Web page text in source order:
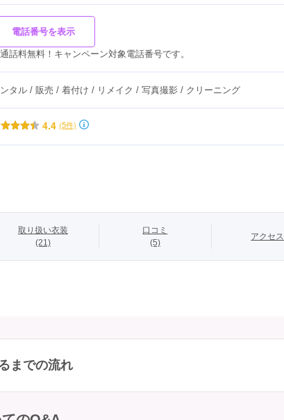
電話番号を表示
話料無料！キャンペーン対象電話番号です。
タル / 販売 / 着付け / リメイク / 写真撮影 / クリーニング
4.4 (5件)
取り扱い衣装
(21)
口コミ
(5)
アクセス
までの流れ